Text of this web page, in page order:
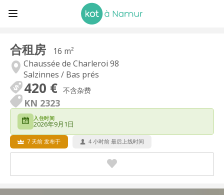
合租房
16 m²
Chaussée de Charleroi 98
Salzinnes / Bas prés
420 € 不含杂费
KN 2323
入住时间
2026年9月1日
7 天前 发布于 4 小时前 最后上线时间